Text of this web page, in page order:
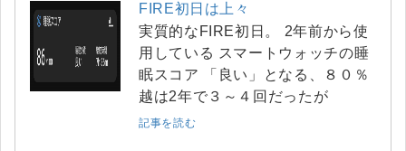
FIRE初日は上々
実質的なFIRE初日。 2年前から使
用している スマートウォッチの睡
眠スコア 「良い」となる、８０％
越は2年で３～４回だったが
記事を読む